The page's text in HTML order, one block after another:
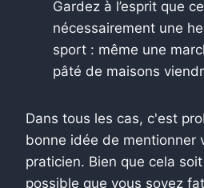
Gardez à l’esprit que
nécessairement une
sport : même une
pâté de maisons
Dans tous les cas, c'est
bonne idée de mentionner
praticien. Bien que cela
possible que vous soyez